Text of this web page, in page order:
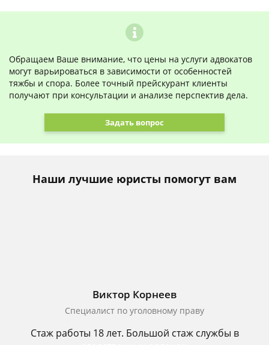
Обращаем Ваше внимание, что цены на услуги адвокатов
могут варьироваться в зависимости от особенностей
тяжбы и спора. Более точный прейскурант клиенты
получают при консультации и анализе перспектив дела.
Задать вопрос
Наши лучшие юристы помогут вам
Виктор Корнеев
Cпециалист по уголовному праву
Стаж работы 18 лет. Большой стаж службы в